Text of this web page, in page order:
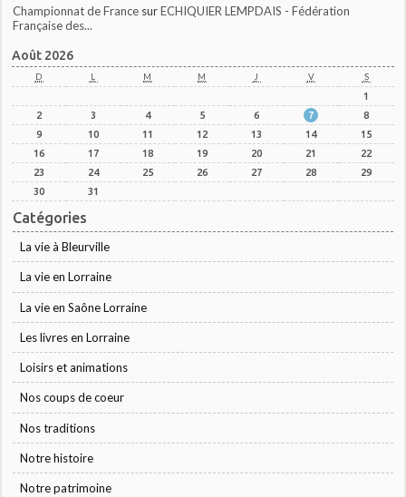
Championnat de France surECHIQUIER LEMPDAIS - Fédération
Française des...
Août 2026
D L M M J V S
1
2
3 4 5 6 7
8
9
10 11 12 13 14
15
16
17 18 19 20 21
22
23
24 25 26 27 28
29
30
31
Catégories
La vie à Bleurville
La vie en Lorraine
La vie en Saône Lorraine
Les livres en Lorraine
Loisirs et animations
Nos coups de coeur
Nos traditions
Notre histoire
Notre patrimoine